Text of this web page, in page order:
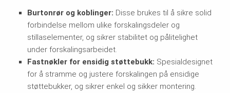
Burtonrør og koblinger: Disse brukes til å sikre solid
forbindelse mellom ulike forskalingsdeler og
stillaselementer, og sikrer stabilitet og pålitelighet
under forskalingsarbeidet.
Fastnøkler for ensidig støttebukk: Spesialdesignet
for å stramme og justere forskalingen på ensidige
støttebukker, og sikrer enkel og sikker montering.